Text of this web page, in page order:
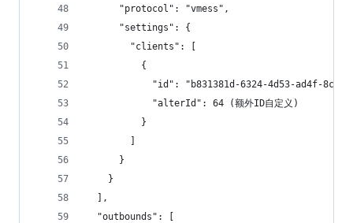
      "protocol": "vmess",
      "settings": {
        "clients": [
          {
"id": "b831381d-6324-4d53-ad4f-
            "alterId": 64 (额外ID自定义)
          }
      }
    }
  ],
  "outbounds": [